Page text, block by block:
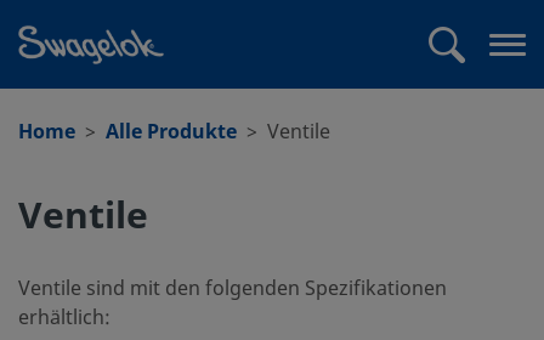
Home
Alle Produkte Ventile
Ventile
Ventile sind mit den folgenden Spezifikationen
erhältlich: